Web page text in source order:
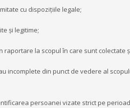
cu dispozițiile legale;
și legitime;
la scopul în care sunt colectate
incomplete din punct de vedere al
persoanei vizate strict pe